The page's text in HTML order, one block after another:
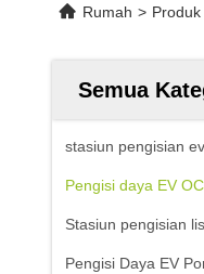
Rumah > Produk
Semua
stasiun pengisian
Pengisi daya EV
Stasiun pengisian
Pengisi Daya EV